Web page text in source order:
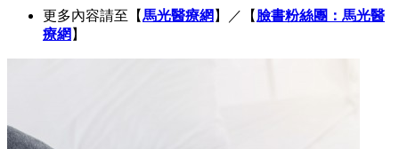
更多內容請至【馬光醫療網 】／【 臉書粉絲團：馬光醫
療網 】